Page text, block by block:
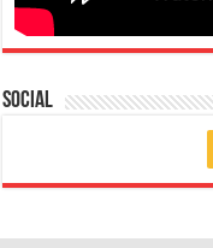
Social